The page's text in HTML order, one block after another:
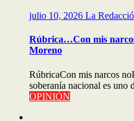
julio 10, 2026 La
Rúbrica…Con mis
Moreno
RúbricaCon mis narcos
soberanía nacional es uno
OPINIÓN